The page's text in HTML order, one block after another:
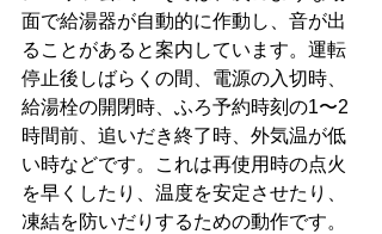
面で給湯器が自動的に作動し、音が出
ることがあると案内しています。運転
停止後しばらくの間、電源の入切時、
給湯栓の開閉時、ふろ予約時刻の1〜2
時間前、追いだき終了時、外気温が低
い時などです。これは再使用時の点火
を早くしたり、温度を安定させたり、
凍結を防いだりするための動作です。